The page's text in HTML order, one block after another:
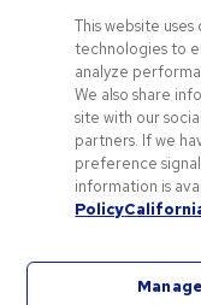
Podmienky používania
Obchodné podmienky
Kariéra v Pens.com
Ako vám môžeme
Reklamné predmety
Zľavové kódy a kupóny
Pomoc s logom
This website
technologies to
analyze
We also share
site with our
partners. If we
preference
information is
Policy